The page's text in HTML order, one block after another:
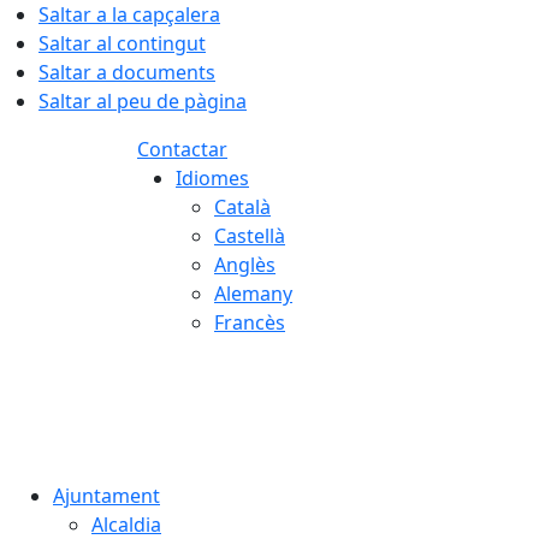
Saltar a la capçalera
Saltar al contingut
Saltar a documents
Saltar al peu de pàgina
Contactar
Idiomes
Català
Castellà
Anglès
Alemany
Francès
Ajuntament
Alcaldia